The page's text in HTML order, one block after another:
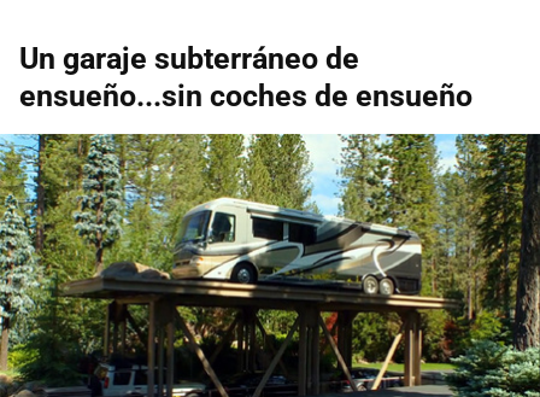
Un garaje subterráneo de
ensueño...sin coches de ensueño